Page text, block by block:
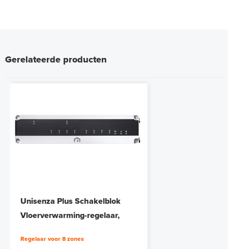
Gerelateerde producten
Unisenza Plus Schakelblok
Vloerverwarming-regelaar,
Regelaar voor 8 zones